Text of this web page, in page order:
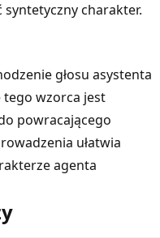
charakter.
głosu asystenta
wzorca jest
powracającego
ułatwia
agenta